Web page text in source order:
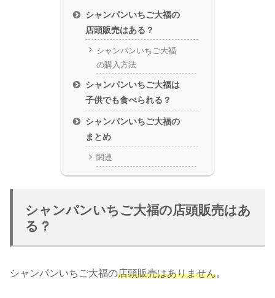
シャンパンいちご大福の
店頭販売はある？
シャンパンいちご大福
の購入方法
シャンパンいちご大福は
子供でも食べられる？
シャンパンいちご大福の
まとめ
関連
シャンパンいちご大福の店頭販売はあ
る？
シャンパンいちご大福の店頭販売はありません。